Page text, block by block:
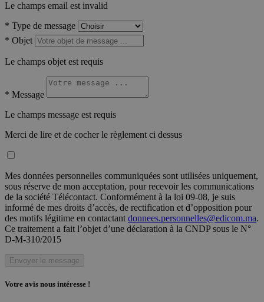
Le champs email est invalid
* Type de message
* Objet
Le champs objet est requis
* Message
Le champs message est requis
Merci de lire et de cocher le règlement ci dessus
Mes données personnelles communiquées sont utilisées uniquement,
sous réserve de mon acceptation, pour recevoir les communications
de la société Télécontact. Conformément à la loi 09-08, je suis
informé de mes droits d’accès, de rectification et d’opposition pour
des motifs légitime en contactant donnees.personnelles@edicom.ma.
Ce traitement a fait l’objet d’une déclaration à la CNDP sous le N°
D-M-310/2015
Envoyer le message
Votre avis nous intéresse !